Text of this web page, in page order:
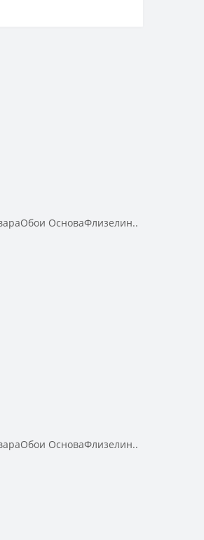
ОсноваФлизелин..
ОсноваФлизелин..